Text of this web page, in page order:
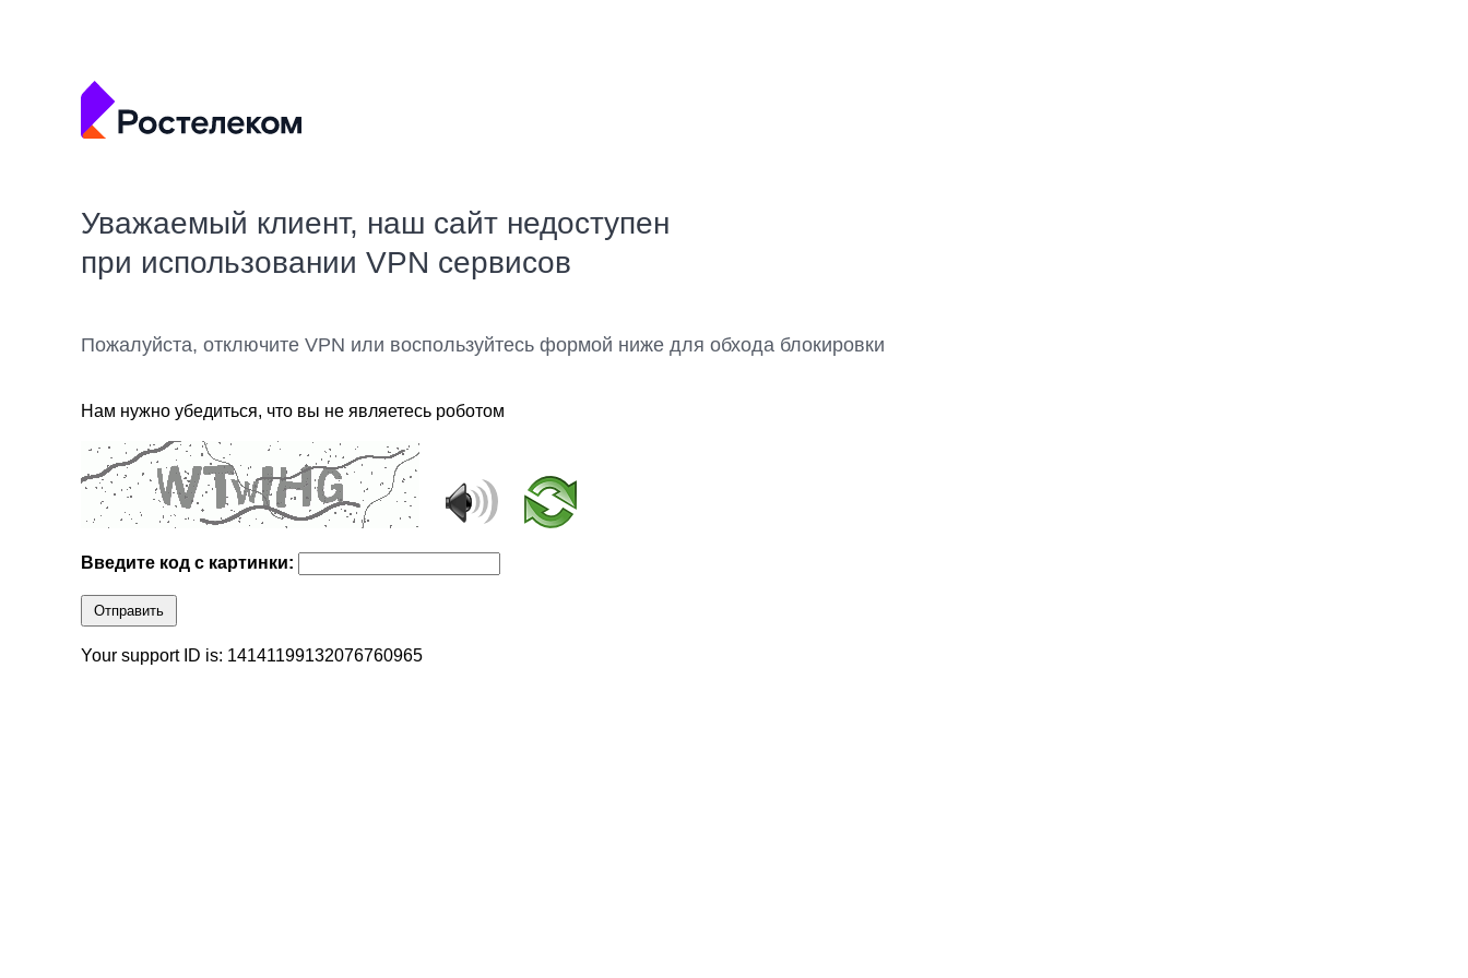
Уважаемый клиент, наш сайт недоступен
при использовании VPN сервисов
Пожалуйста, отключите VPN или воспользуйтесь формой ниже для обхода блокировки
Нам нужно убедиться, что вы не являетесь роботом
Введите код с картинки:
Отправить
Your support ID is: 14141199132076760965